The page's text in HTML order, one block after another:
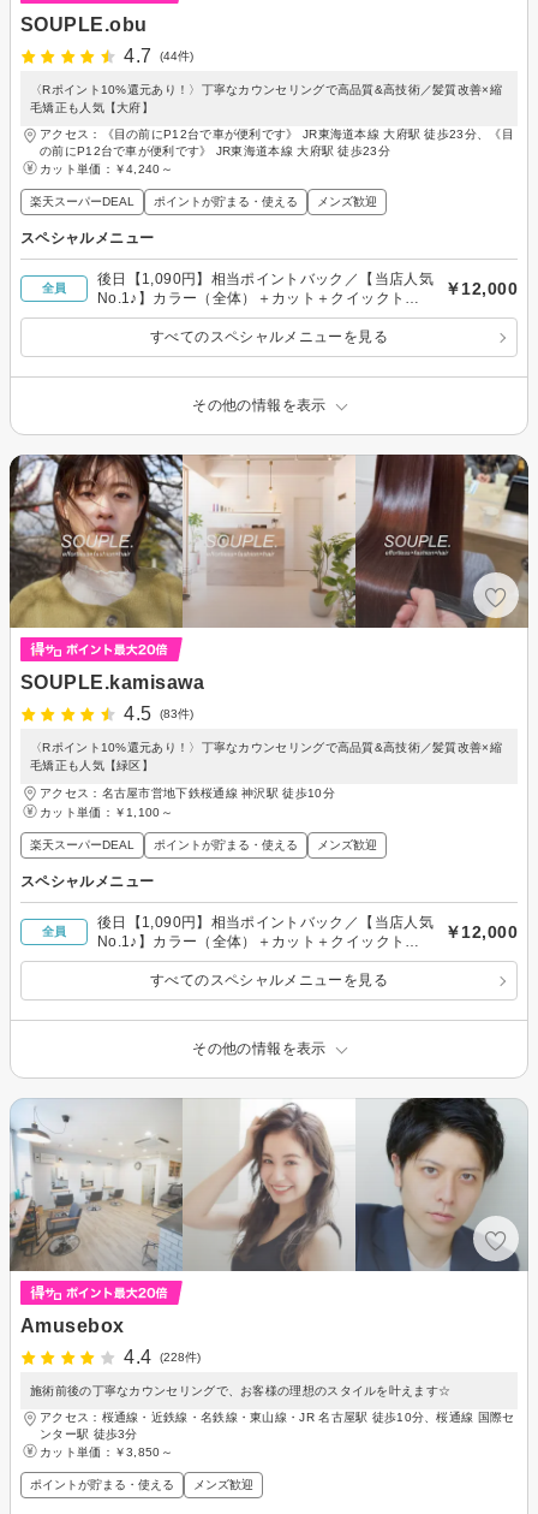
SOUPLE.obu
4.7
(44件)
〈Rポイント10%還元あり！〉丁寧なカウンセリングで高品質&高技術／髪質改善×縮
毛矯正も人気【大府】
アクセス：《目の前にP12台で車が便利です》 JR東海道本線 大府駅 徒歩23分、《目
の前にP12台で車が便利です》 JR東海道本線 大府駅 徒歩23分
カット単価： ￥4,240～
楽天スーパーDEAL ポイントが貯まる・使える メンズ歓迎
スペシャルメニュー
全員
後日【1,090円】相当ポイントバック／【当店人気
No.1♪】カラー（全体）＋カット＋クイックトリ
ートメント
￥12,000
すべてのスペシャルメニューを見る
その他の情報を表示
SOUPLE.kamisawa
4.5
(83件)
〈Rポイント10%還元あり！〉丁寧なカウンセリングで高品質&高技術／髪質改善×縮
毛矯正も人気【緑区】
アクセス：名古屋市営地下鉄桜通線 神沢駅 徒歩10分
カット単価： ￥1,100～
楽天スーパーDEAL ポイントが貯まる・使える メンズ歓迎
スペシャルメニュー
全員
後日【1,090円】相当ポイントバック／【当店人気
No.1♪】カラー（全体）＋カット＋クイックトリ
ートメント
￥12,000
すべてのスペシャルメニューを見る
その他の情報を表示
Amusebox
4.4
(228件)
施術前後の丁寧なカウンセリングで、お客様の理想のスタイルを叶えます☆
アクセス：桜通線・近鉄線・名鉄線・東山線・JR 名古屋駅 徒歩10分、桜通線 国際セ
ンター駅 徒歩3分
カット単価： ￥3,850～
ポイントが貯まる・使える メンズ歓迎